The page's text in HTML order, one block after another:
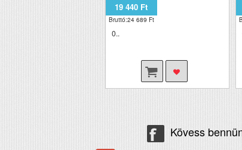
19 440 Ft
Bruttó:24 689 Ft
0..
Kövess